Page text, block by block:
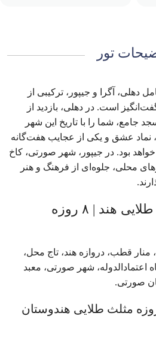
تور
دهلی، آگرا و جیپور، ترکیبی از
است. در دهلی، بازدید از
جامع، شما را با تاریخ این شهر
نماد عشق و یکی از عجایب هفت‌گانه
خواهد بود. در جیپور، شهر صورتی، کاخ
محلی، جلوه‌ای از فرهنگ و هنر
جاذبه‌های تور مثلث طلایی هند | ۸ روزه
منار قطب، دروازه هند، تاج محل،
اعتمادالدوله، شهر صورتی، معبد
صورتی.